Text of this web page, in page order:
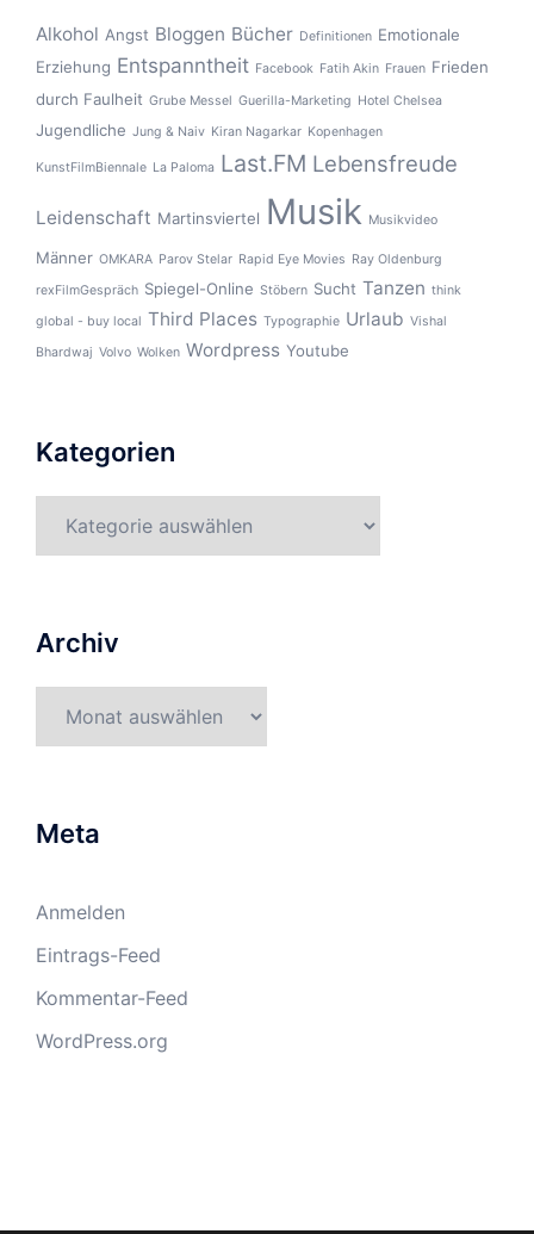
Alkohol Angst Bloggen Bücher Definitionen Emotionale
Erziehung Entspanntheit Facebook Fatih Akin Frauen Frieden
durch Faulheit Grube Messel Guerilla-Marketing Hotel Chelsea
Jugendliche Jung & Naiv Kiran Nagarkar Kopenhagen
KunstFilmBiennale La Paloma Last.FM Lebensfreude
Leidenschaft Martinsviertel Musik Musikvideo
Männer OMKARA Parov Stelar Rapid Eye Movies Ray Oldenburg
rexFilmGespräch Spiegel-Online Stöbern Sucht Tanzen think
global - buy local Third Places Typographie Urlaub Vishal
Bhardwaj Volvo Wolken Wordpress Youtube
Kategorien
Archiv
Meta
Anmelden
Eintrags-Feed
Kommentar-Feed
WordPress.org